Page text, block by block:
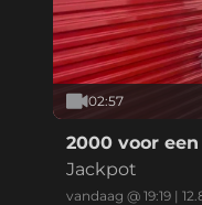
02:57
2000 voor
Jackpot
vandaag @ 19:19 |